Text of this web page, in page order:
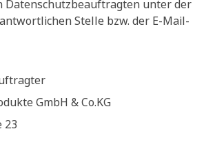
Datenschutzbeauftragten unter der
Stelle bzw. der E-Mail-
GmbH & Co.KG
23